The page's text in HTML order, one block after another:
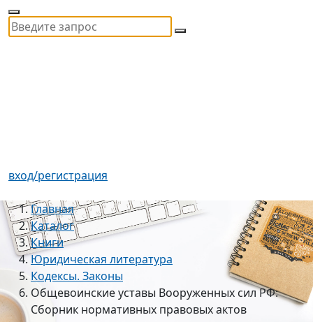
вход/регистрация
Главная
Каталог
Книги
Юридическая литература
Кодексы. Законы
Общевоинские уставы Вооруженных сил РФ:
Сборник нормативных правовых актов